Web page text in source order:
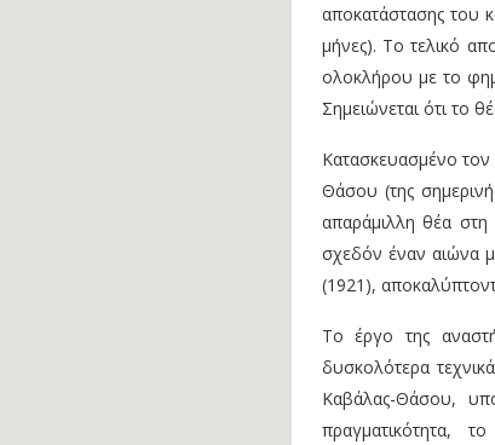
αποκατάστασης του
μήνες). Το τελικό
ολοκλήρου με το
Σημειώνεται ότι το
Κατασκευασμένο
Θάσου (της
απαράμιλλη θέα στη
σχεδόν έναν αιώνα
(1921),
Το έργο της
δυσκολότερα
Καβάλας-Θάσου,
πραγματικότητα,